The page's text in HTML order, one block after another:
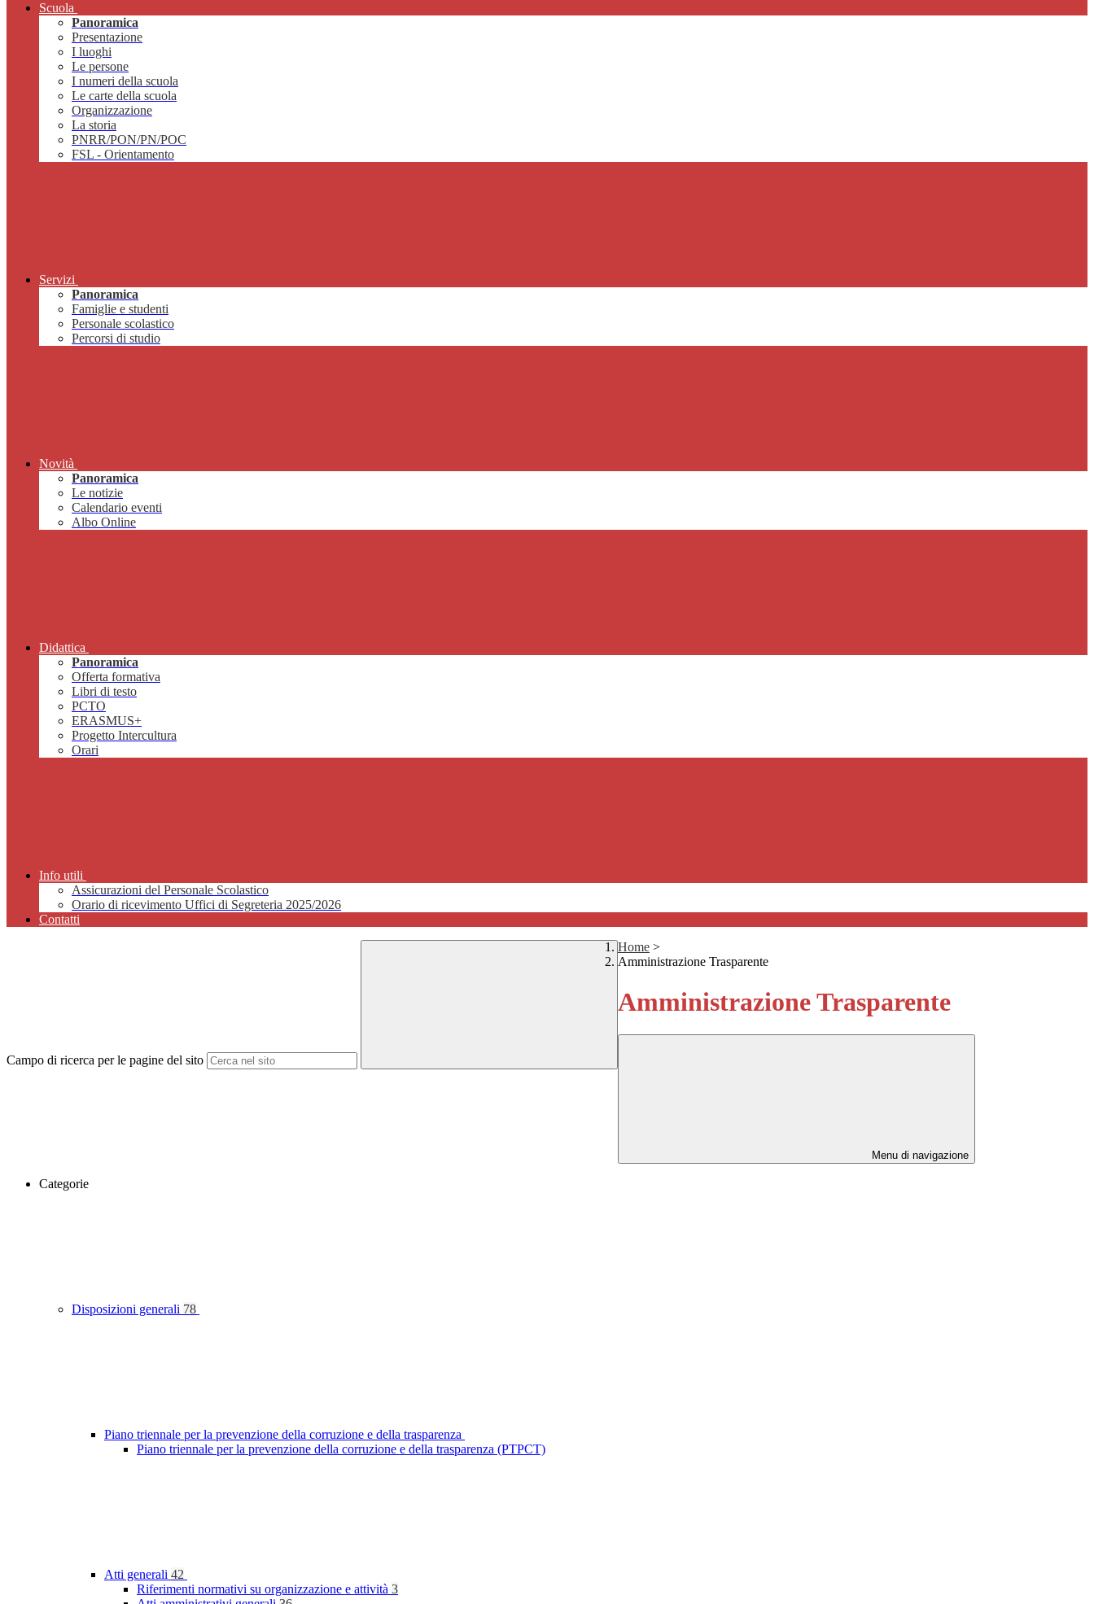
Scuola
Panoramica
Presentazione
I luoghi
Le persone
I numeri della scuola
Le carte della scuola
Organizzazione
La storia
PNRR/PON/PN/POC
FSL - Orientamento
Servizi
Panoramica
Famiglie e studenti
Personale scolastico
Percorsi di studio
Novità
Panoramica
Le notizie
Calendario eventi
Albo Online
Didattica
Panoramica
Offerta formativa
Libri di testo
PCTO
ERASMUS+
Progetto Intercultura
Orari
Info utili
Assicurazioni del Personale Scolastico
Orario di ricevimento Uffici di Segreteria 2025/2026
Contatti
Campo di ricerca per le pagine del sito
Home >
Amministrazione Trasparente
Amministrazione Trasparente
Menu di navigazione
Categorie
Disposizioni generali 78
Piano triennale per la prevenzione della corruzione e della trasparenza
Piano triennale per la prevenzione della corruzione e della trasparenza (PTPCT)
Atti generali 42
Riferimenti normativi su organizzazione e attività 3